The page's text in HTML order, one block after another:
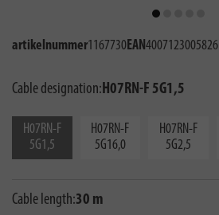
artikelnummer1167730EAN4007123005826
Cable designation:H07RN-F 5G1,5
H07RN-F
5G1,5
H07RN-F
5G16,0
H07RN-F
5G2,5
Cable length:30 m